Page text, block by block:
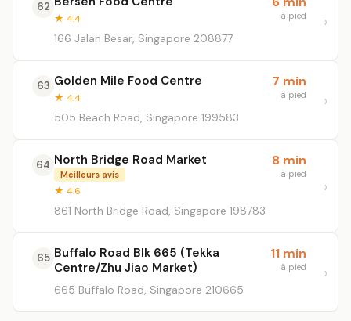
62
★ 4.4
166 Jalan Besar, Singapore 208877
à pied
63 Golden Mile Food Centre
★ 4.4
505 Beach Road, Singapore 199583
7 min
à pied
64 North Bridge Road Market
Meilleurs avis
★ 4.6
861 North Bridge Road, Singapore 198783
8 min
à pied
65 Buffalo Road Blk 665 (Tekka
Centre/Zhu Jiao Market)
665 Buffalo Road, Singapore 210665
11 min
à pied